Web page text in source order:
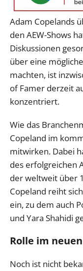
Adam Copelands
den AEW-Shows
Diskussionen
über eine
machten, ist
of Famer derzeit
konzentriert.
Wie das
Copeland im
mitwirken. Dabei
des erfolgreichen
der weltweit über
Copeland reiht
ein, zu dem auch
und Yara Shahidi
Rolle im
Noch ist nicht